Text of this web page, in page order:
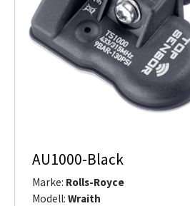
AU1000-Black
Marke: Rolls-Royce
Modell: Wraith